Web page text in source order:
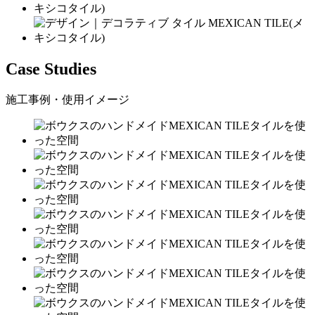
Case Studies
施工事例・使用イメージ